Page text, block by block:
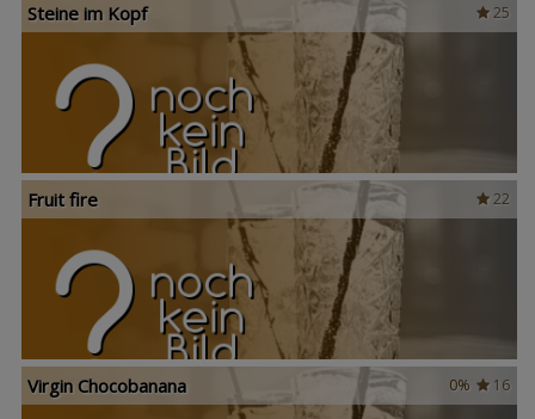
25
Steine im Kopf
22
Fruit fire
16
0%
Virgin Chocobanana